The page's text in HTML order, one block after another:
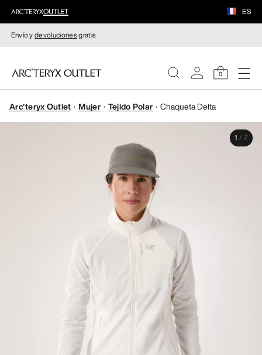
ES
Envío ydevolucionesgratis
0
MUJERE
Arc'teryx Outlet Mujer Tejido Polar Chaqueta Delta
1 / 7